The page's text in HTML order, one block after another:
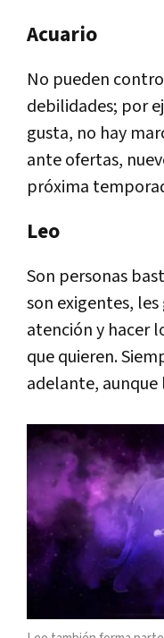
Acuario
No pueden
debilidades; por
gusta, no hay
ante ofertas,
próxima
Leo
Son personas
son exigentes,
atención y hacer
que quieren.
adelante, aunque